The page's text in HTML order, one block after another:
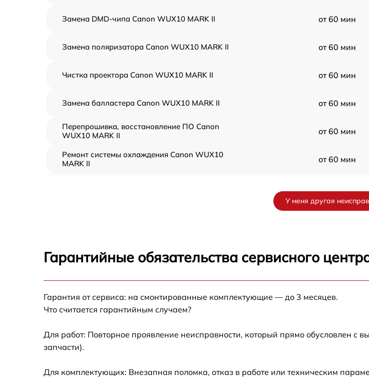
Замена DMD-чипа Canon WUX10 MARK II от 60 мин
Замена поляризатора Canon WUX10 MARK II от 60 мин
Чистка проектора Canon WUX10 MARK II от 60 мин
Замена балластера Canon WUX10 MARK II от 60 мин
Перепрошивка, восстановление ПО Canon
WUX10 MARK II
от 60 мин
Ремонт системы охлаждения Canon WUX10
MARK II
от 60 мин
Замена линзы Canon WUX10 MARK II от 60 мин
Ремонт блока питания Canon WUX10 MARK
Замена вентилятора системы охлаждения
У меня другая
Гарантийные обязательства сервисного
Гарантия от сервиса: на смонтированные комплектующие — до 3 месяцев.
Что считается гарантийным случаем?
Для работ: Повторное проявление неисправности, который прямо обусловлен с
запчасти).
Для комплектующих: Внезапная поломка, отказ в работе или техническим